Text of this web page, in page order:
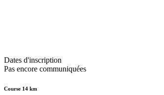
Dates d'inscription
Pas encore communiquées
Course 14 km